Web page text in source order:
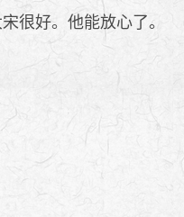
很好。他能放心了。